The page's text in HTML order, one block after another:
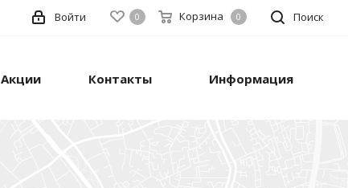
Поиск
0 Корзина 0
Войти
Акции Контакты Информация